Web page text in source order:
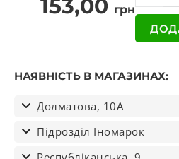
153,00 грн
НАЯВНІСТЬ В МАГАЗИНАХ:
Долматова, 10А
Підрозділ Іномарок